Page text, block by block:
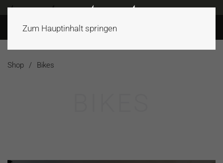
Zum Hauptinhalt springen
Shop Bikes